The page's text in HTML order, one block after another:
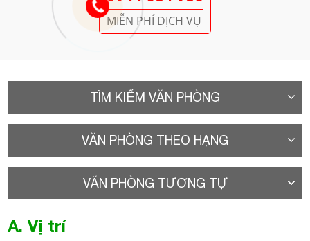
MIỄN PHÍ DỊCH VỤ
TÌM KIẾM VĂN PHÒNG
VĂN PHÒNG THEO HẠNG
VĂN PHÒNG TƯƠNG TỰ
A. Vị trí